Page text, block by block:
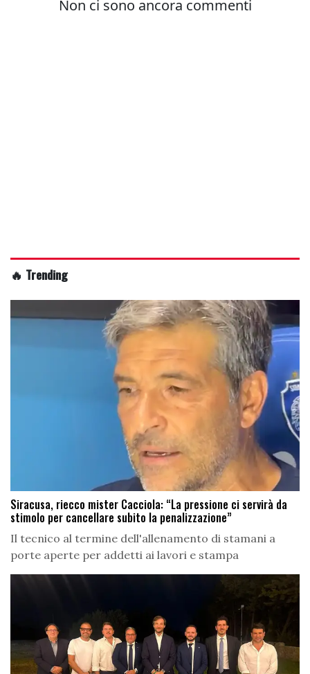
🔥 Trending
Siracusa, riecco mister Cacciola: “La pressione ci servirà da
stimolo per cancellare subito la penalizzazione”
Il tecnico al termine dell'allenamento di stamani a
porte aperte per addetti ai lavori e stampa